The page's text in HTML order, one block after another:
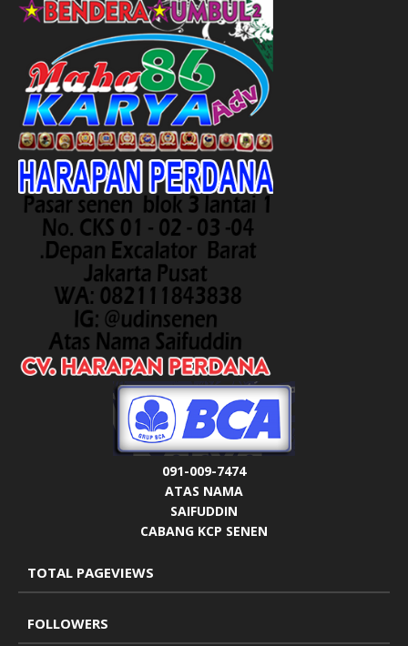
091-009-7474
ATAS NAMA
SAIFUDDIN
CABANG KCP SENEN
TOTAL PAGEVIEWS
FOLLOWERS